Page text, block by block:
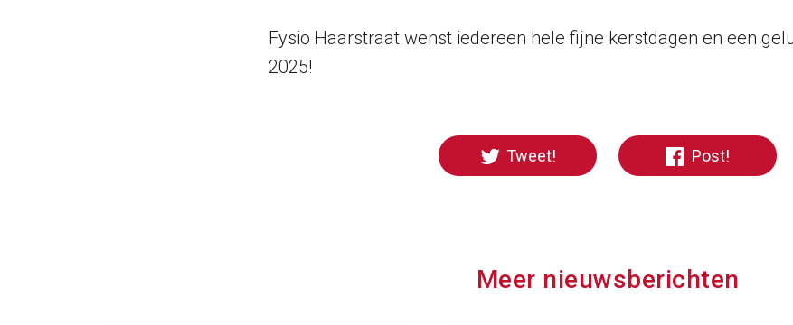
Fysio Haarstraat wenst iedereen hele fijne kerstdagen en een
2025!
Tweet! Post!
Meer nieuwsberichten